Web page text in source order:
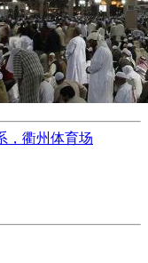
，衢州体育场